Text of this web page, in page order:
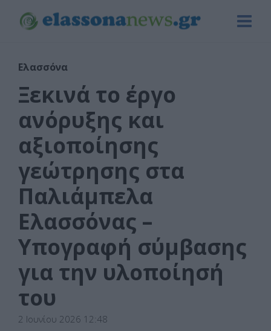
Ελασσόνα
Ξεκινά το έργο
ανόρυξης και
αξιοποίησης
γεώτρησης στα
Παλιάμπελα
Ελασσόνας –
Υπογραφή σύμβασης
για την υλοποίησή
του
2 Ιουνίου 2026 12:48